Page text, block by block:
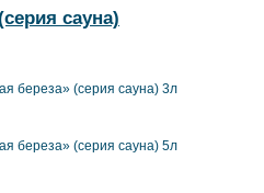
сауна)
береза» (серия сауна) 3л
береза» (серия сауна) 5л